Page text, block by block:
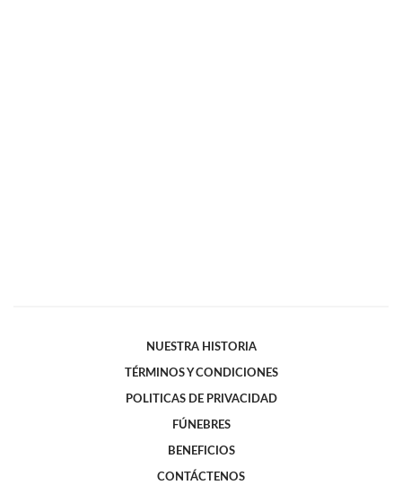
NUESTRA HISTORIA
TÉRMINOS Y CONDICIONES
POLITICAS DE PRIVACIDAD
FÚNEBRES
BENEFICIOS
CONTÁCTENOS